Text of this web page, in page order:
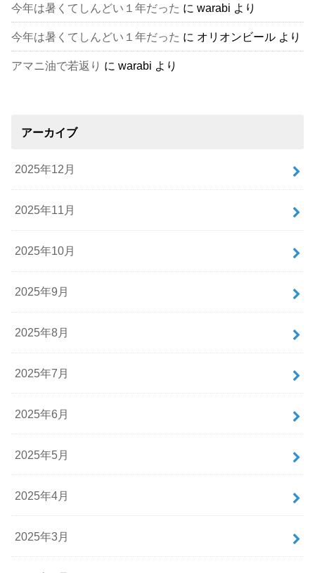
今年は暑くてしんどい１年だった にwarabi より
今年は暑くてしんどい１年だった に オリオンビール より
アマニ油で若返り にwarabi より
アーカイブ
2025年12月
2025年11月
2025年10月
2025年9月
2025年8月
2025年7月
2025年6月
2025年5月
2025年4月
2025年3月